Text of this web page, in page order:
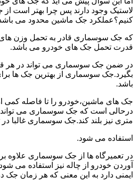
لاستیک وجود دارند پس چرا بهتر است
کنیم؟عملکرد جک ماشین محدود می
که جک سوسماری قادر به تحمل وزن های
قدرت تحمل جک های خودرو می باشد.
در ضمن جک سوسماری می تواند در هر
باشد.
جک های ماشین،خودرو را تا فاصله کمی
متری نیز بلند کند.جک سوسماری غالبا در
استفاده می شود.
در تعمیرگاه ها از جک سوسماری علاوه
آوردن خودرو از چاله نیز استفاده
ایمنی دارد به این معنی که هر زمان جک